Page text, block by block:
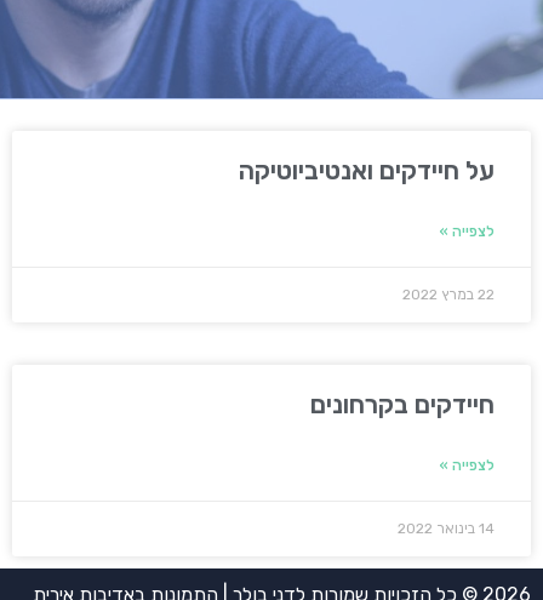
על חיידקים ואנטיביוטיקה
לצפייה »
22 במרץ 2022
חיידקים בקרחונים
לצפייה »
14 בינואר 2022
2026 © כל הזכויות שמורות לדני בולר | התמונות באדיבות אירית